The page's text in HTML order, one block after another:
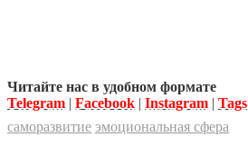
Читайте нас в удобном формате
Telegram | Facebook | Instagram | Tags
саморазвитие эмоциональная сфера